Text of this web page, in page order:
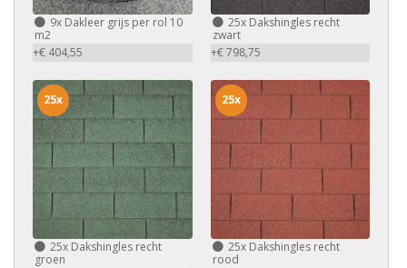
9x Dakleer grijs per rol 10
m2
+€ 404,55
25xDakshingles recht
zwart
+€ 798,75
25x Dakshingles recht
groen
25x
25xDakshingles recht
rood
25x